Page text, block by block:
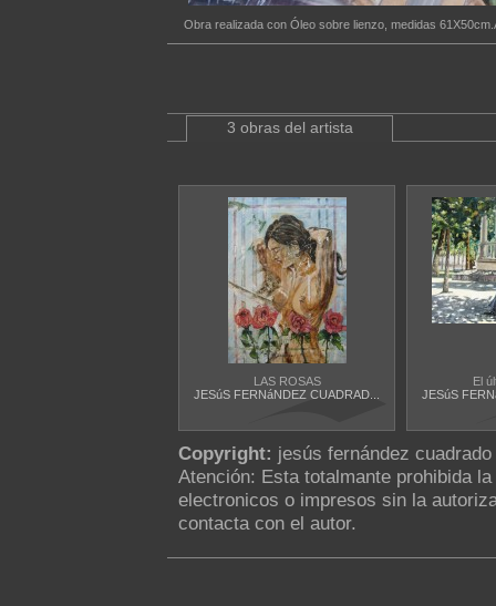
Obra realizada con Óleo sobre lienzo, medidas
3 obras del artista
LAS ROSAS
JESúS FERNáNDEZ CUADRAD...
El
JESúS
Copyright: jesús fernández
Atención: Esta totalmante prohibida
electronicos o impresos sin la
contacta con el autor.